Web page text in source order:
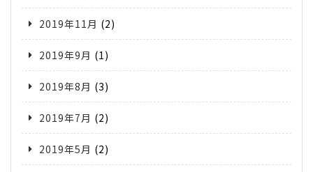
2019年11月 (2)
2019年9月 (1)
2019年8月 (3)
2019年7月 (2)
2019年5月 (2)